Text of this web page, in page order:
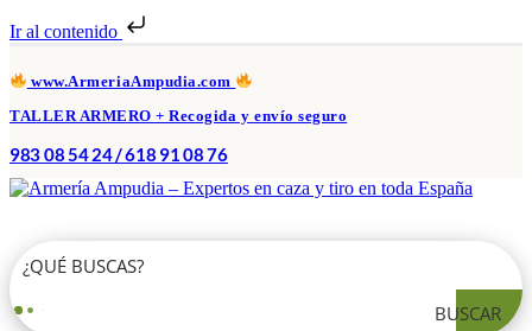
Ir al contenido
www.ArmeriaAmpudia.com
TALLER ARMERO + Recogida y envío seguro
983 08 54 24 / 618 91 08 76
BUSCAR